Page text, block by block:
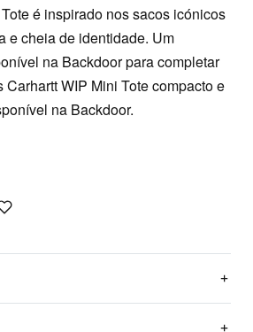
é inspirado nos sacos icónicos
e cheia de identidade. Um
na Backdoor para completar
WIP Mini Tote compacto e
na Backdoor.